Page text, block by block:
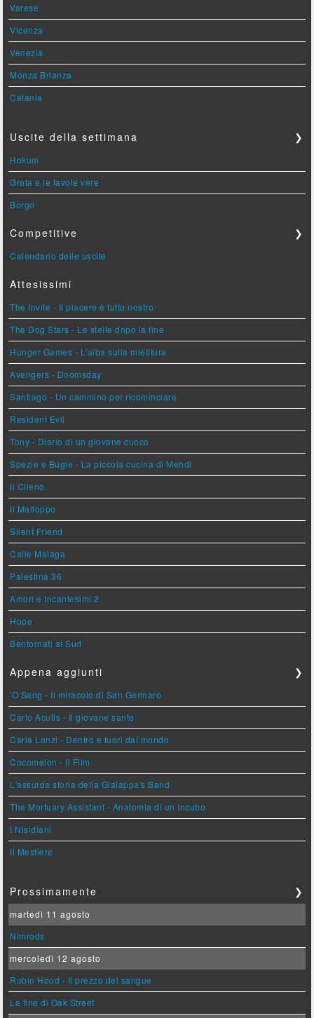
Varese
Vicenza
Venezia
Monza Brianza
Catania
Uscite della settimana ❯
Hokum
Greta e le favole vere
Borgo
Competitive ❯
Calendario delle uscite
Attesissimi
The Invite - Il piacere è tutto nostro
The Dog Stars - Le stelle dopo la fine
Hunger Games - L'alba sulla mietitura
Avengers - Doomsday
Santiago - Un cammino per ricominciare
Resident Evil
Tony - Diario di un giovane cuoco
Spezie e Bugie - La piccola cucina di Mehdi
Il Cileno
Il Malloppo
Silent Friend
Calle Malaga
Palestina 36
Amori e Incantesimi 2
Hope
Bentornati al Sud
Appena aggiunti ❯
'O Sang - Il miracolo di San Gennaro
Carlo Acutis - Il giovane santo
Carla Lonzi - Dentro e fuori dal mondo
Cocomelon - Il Film
L'assurda storia della Gialappa's Band
The Mortuary Assistant - Anatomia di un Incubo
I Nisidiani
Il Mestiere
Prossimamente ❯
martedì 11 agosto
Nimrods
mercoledì 12 agosto
Robin Hood - Il prezzo del sangue
La fine di Oak Street